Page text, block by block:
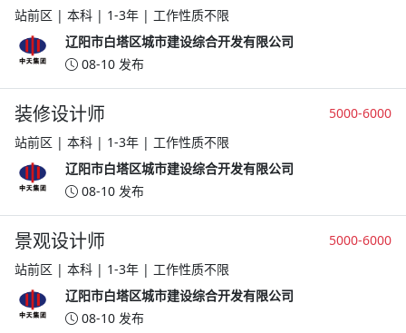
站前区 | 本科 | 1-3年 | 工作性质不限
辽阳市白塔区城市建设综合开发有限公司
08-10 发布
5000-6000
装修设计师
站前区 | 本科 | 1-3年 | 工作性质不限
辽阳市白塔区城市建设综合开发有限公司
08-10 发布
5000-6000
景观设计师
站前区 | 本科 | 1-3年 | 工作性质不限
辽阳市白塔区城市建设综合开发有限公司
08-10 发布